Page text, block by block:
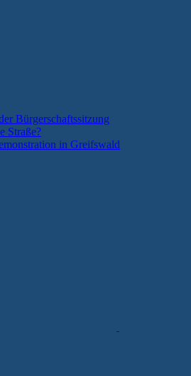
Bürgerschaftssitzung
Straße?
in Greifswald